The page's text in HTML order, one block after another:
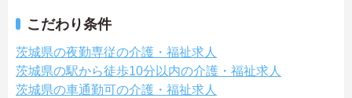
こだわり条件
茨城県の夜勤専従の介護・福祉求人
茨城県の駅から徒歩10分以内の介護・福祉求人
茨城県の車通勤可の介護・福祉求人